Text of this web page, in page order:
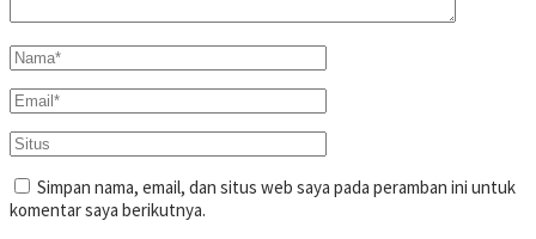
Simpan nama, email, dan situs web saya pada peramban ini untuk
komentar saya berikutnya.